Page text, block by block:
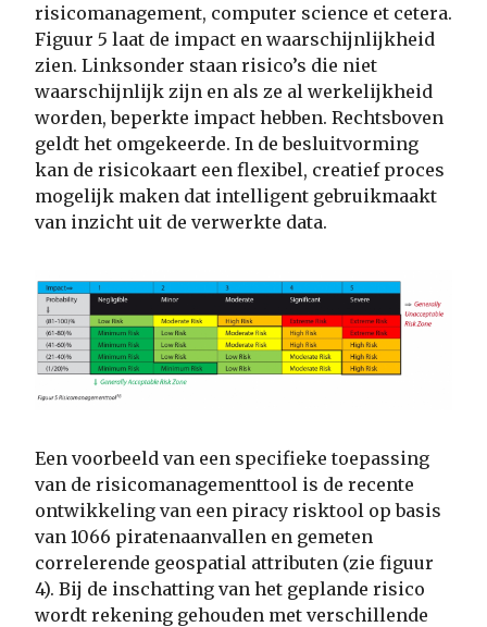
risicomanagement, computer science et cetera.
Figuur 5 laat de impact en waarschijnlijkheid
zien. Linksonder staan risico’s die niet
waarschijnlijk zijn en als ze al werkelijkheid
worden, beperkte impact hebben. Rechtsboven
geldt het omgekeerde. In de besluitvorming
kan de risicokaart een flexibel, creatief proces
mogelijk maken dat intelligent gebruikmaakt
van inzicht uit de verwerkte data.
Een voorbeeld van een specifieke toepassing
van de risicomanagementtool is de recente
ontwikkeling van een piracy risktool op basis
van 1066 piratenaanvallen en gemeten
correlerende geospatial attributen (zie figuur
4). Bij de inschatting van het geplande risico
wordt rekening gehouden met verschillende